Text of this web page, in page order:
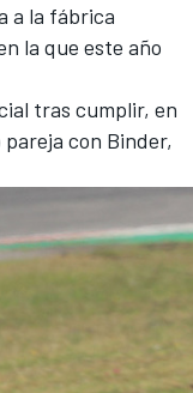
a la fábrica
la que este año
tras cumplir, en
con Binder,